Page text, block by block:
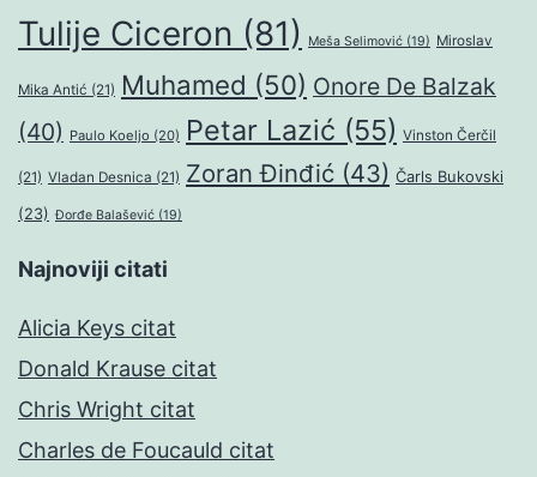
Tulije Ciceron (81) Meša Selimović (19) Miroslav
Mika Antić (21) Muhamed (50) Onore De Balzak
(40) Paulo Koeljo (20) Petar Lazić (55) Vinston Čerčil
(21) Vladan Desnica (21) Zoran Đinđić (43) Čarls Bukovski
(23) Đorđe Balašević (19)
Najnoviji citati
Alicia Keys citat
Donald Krause citat
Chris Wright citat
Charles de Foucauld citat